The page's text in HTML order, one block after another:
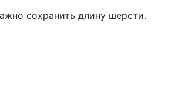
сохранить длину шерсти.